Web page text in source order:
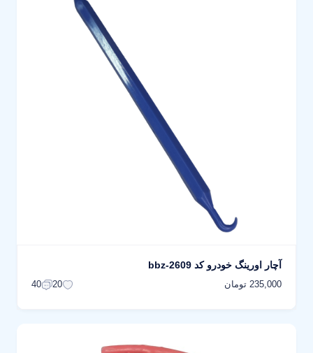
آچار اورینگ خودرو کد bbz-2609
235,000 تومان 20
40